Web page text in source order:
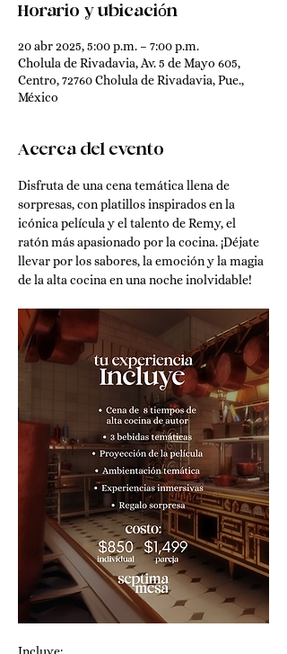
Horario y ubicación
20 abr 2025, 5:00 p.m. – 7:00 p.m.
Cholula de Rivadavia, Av. 5 de Mayo 605,
Centro, 72760 Cholula de Rivadavia, Pue.,
México
Acerca del evento
Disfruta de una cena temática llena de
sorpresas, con platillos inspirados en la
icónica película y el talento de Remy, el
ratón más apasionado por la cocina. ¡Déjate
llevar por los sabores, la emoción y la magia
de la alta cocina en una noche inolvidable!